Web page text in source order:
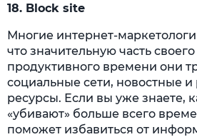
18. Block site
Многие интернет-маркетологи
что значительную часть
продуктивного времени они
социальные сети, новостные и
ресурсы. Если вы уже знаете,
«убивают» больше всего
поможет избавиться от